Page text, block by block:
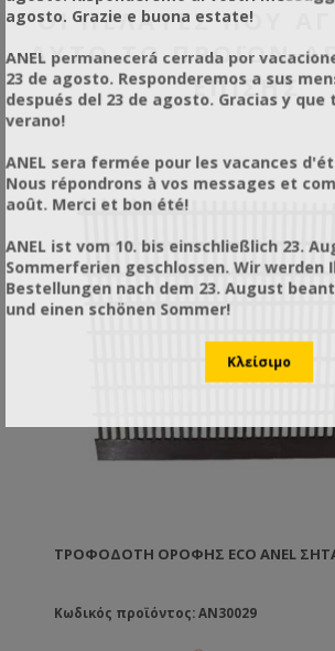
ΟΙ ΠΕΛΆΤΕΣ ΠΟΥ
ΑΥΤΌ ΤΟ ΠΡΟΪΌΝ
ΕΠΊΣΗΣ
ΤΡΟΦΟΔΌΤΗ ΟΡΟΦΉΣ ECO ANEL
Κωδικός προϊόντος: AN30029
agosto. Grazie e buona estate!
ANEL permanecerá cerrada por
23 de agosto. Responderemos a sus
después del 23 de agosto. Gracias y que
verano!
ANEL sera fermée pour les vacances
Nous répondrons à vos messages et
août. Merci et bon été!
ANEL ist vom 10. bis einschließlich 23.
Sommerferien geschlossen. Wir werden
Bestellungen nach dem 23. August
und einen schönen Sommer!